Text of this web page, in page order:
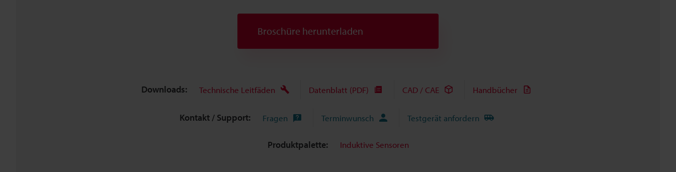
Broschüre herunterladen
Downloads: Technische Leitfäden Datenblatt (PDF) CAD / CAE Handbücher
Kontakt / Support: Fragen Terminwunsch Testgerät anfordern
Produktpalette: Induktive Sensoren